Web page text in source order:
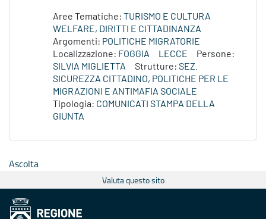
Aree Tematiche: TURISMO E CULTURA
WELFARE, DIRITTI E CITTADINANZA
Argomenti: POLITICHE MIGRATORIE
Localizzazione: FOGGIA LECCE
Persone:
SILVIA MIGLIETTA
Strutture: SEZ.
SICUREZZA CITTADINO, POLITICHE PER LE
MIGRAZIONI E ANTIMAFIA SOCIALE
Tipologia: COMUNICATI STAMPA DELLA
GIUNTA
Ascolta
Valuta questo sito